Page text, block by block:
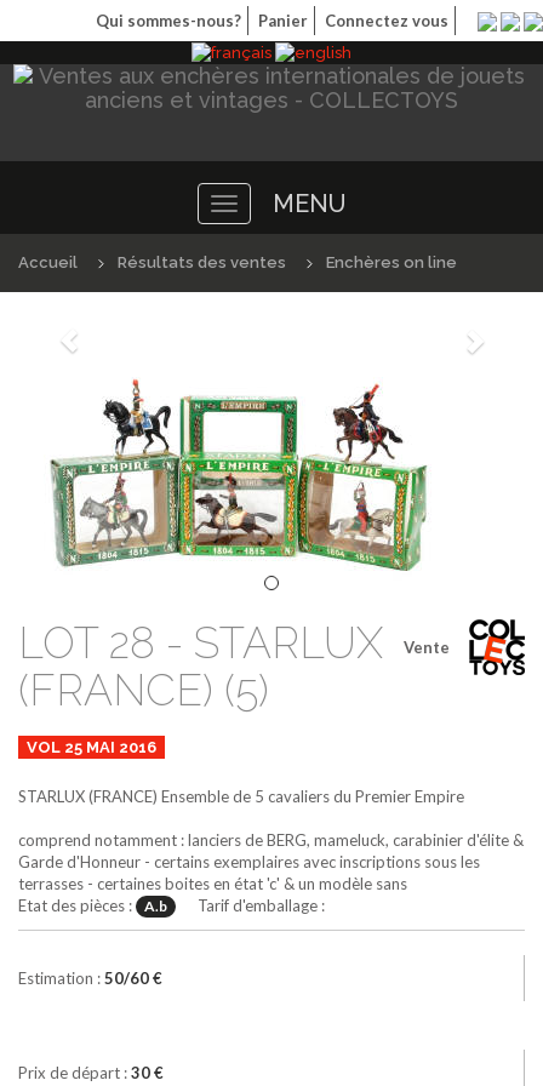
Qui sommes-nous? Panier Connectez vous
Toggle
navigation
MENU
Accueil Résultats des ventes Enchères on line
Précédént
Vente
LOT 28 - STARLUX
(FRANCE) (5)
VOL 25 MAI 2016
STARLUX (FRANCE) Ensemble de 5 cavaliers du Premier Empire
comprend notamment : lanciers de BERG, mameluck, carabinier d'élite &
Garde d'Honneur - certains exemplaires avec inscriptions sous les
terrasses - certaines boites en état 'c' & un modèle sans
Etat des pièces :
A.b Tarif d'emballage :
Estimation :50/60 €
Prix de départ :30 €